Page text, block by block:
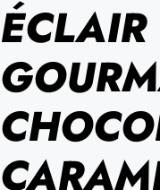
ÉCLAIR